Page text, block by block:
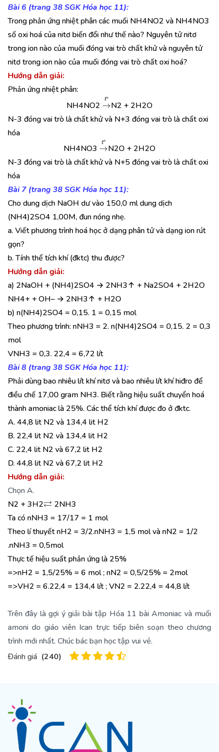
Bài 6 (trang 38 SGK Hóa học 11):
Trong phản ứng nhiệt phân các muối NH4NO2 và NH4NO3
số oxi hoá của nitơ biến đổi như thế nào? Nguyên tử nitơ
trong ion nào của muối đóng vai trò chất khử và nguyên tử
nitơ trong ion nào của muối đóng vai trò chất oxi hoá?
Hướng dẫn giải:
Phản ứng nhiệt phân:
NH4NO2 →to
N2 + 2H2O
N-3 đóng vai trò là chất khử và N+3 đóng vai trò là chất oxi
hóa
NH4NO3 →to
N2O + 2H2O
N-3 đóng vai trò là chất khử và N+5 đóng vai trò là chất oxi
hóa
Bài 7 (trang 38 SGK Hóa học 11):
Cho dung dịch NaOH dư vào 150,0 ml dung dịch
(NH4)2SO4 1,00M, đun nóng nhẹ.
a. Viết phương trình hoá học ở dạng phân tử và dạng ion rút
gọn?
b. Tính thể tích khí (đktc) thu được?
Hướng dẫn giải:
a) 2NaOH + (NH4)2SO4 → 2NH3↑ + Na2SO4 + 2H2O
NH4+ + OH– → 2NH3↑ + H2O
b) n(NH4)2SO4 = 0,15. 1 = 0,15 mol
Theo phương trình: nNH3 = 2. n(NH4)2SO4 = 0,15. 2 = 0,3
mol
VNH3 = 0,3. 22,4 = 6,72 lít
Bài 8 (trang 38 SGK Hóa học 11):
Phải dùng bao nhiêu lít khí nitơ và bao nhiêu lít khí hiđro để
điều chế 17,00 gram NH3. Biết rằng hiệu suất chuyển hoá
thành amoniac là 25%. Các thể tích khí được đo ở đktc.
A. 44,8 lit N2 và 134,4 lit H2
B. 22,4 lit N2 và 134,4 lit H2
C. 22,4 lit N2 và 67,2 lit H2
D. 44,8 lit N2 và 67,2 lit H2
Hướng dẫn giải:
Chọn A.
N2 + 3H2
2NH3
Ta có nNH3 = 17/17 = 1 mol
Theo lí thuyết nH2 = 3/2.nNH3 = 1,5 mol và nN2 = 1/2
.nNH3 = 0,5mol
Thực tế hiệu suất phản ứng là 25%
=>nH2 = 1,5/25% = 6 mol ; nN2 = 0,5/25% = 2mol
=>VH2 = 6.22,4 = 134,4 lít ; VN2 = 2.22,4 = 44,8 lít
Trên đây là gợi ý giải bài tập Hóa 11 bài Amoniac và muối
amoni do giáo viên Ican trực tiếp biên soạn theo chương
trình mới nhất. Chúc bác bạn học tập vui vẻ.
Đánh giá (240)